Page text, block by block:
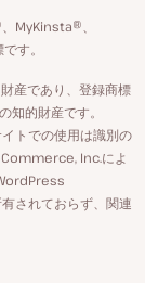
MyKinsta®、
す。
産であり、登録商標
的財産です。
トでの使用は識別の
Inc.によ
されておらず、関連